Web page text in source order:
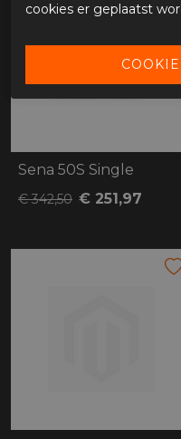
Sena 50S Single
€ 342,50 € 251,97
cookies er geplaatst